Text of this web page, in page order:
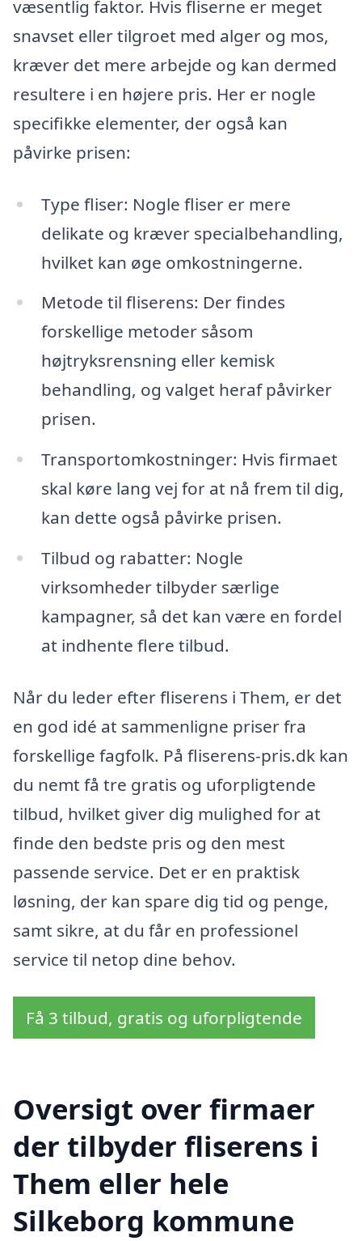
væsentlig faktor. Hvis fliserne er meget
snavset eller tilgroet med alger og mos,
kræver det mere arbejde og kan dermed
resultere i en højere pris. Her er nogle
specifikke elementer, der også kan
påvirke prisen:
Type fliser: Nogle fliser er mere
delikate og kræver specialbehandling,
hvilket kan øge omkostningerne.
Metode til fliserens: Der findes
forskellige metoder såsom
højtryksrensning eller kemisk
behandling, og valget heraf påvirker
prisen.
Transportomkostninger: Hvis firmaet
skal køre lang vej for at nå frem til dig,
kan dette også påvirke prisen.
Tilbud og rabatter: Nogle
virksomheder tilbyder særlige
kampagner, så det kan være en fordel
at indhente flere tilbud.
Når du leder efter fliserens i Them, er det
en god idé at sammenligne priser fra
forskellige fagfolk. På fliserens-pris.dk kan
du nemt få tre gratis og uforpligtende
tilbud, hvilket giver dig mulighed for at
finde den bedste pris og den mest
passende service. Det er en praktisk
løsning, der kan spare dig tid og penge,
samt sikre, at du får en professionel
service til netop dine behov.
Få 3 tilbud, gratis og uforpligtende
Oversigt over firmaer
der tilbyder fliserens i
Them eller hele
Silkeborg kommune